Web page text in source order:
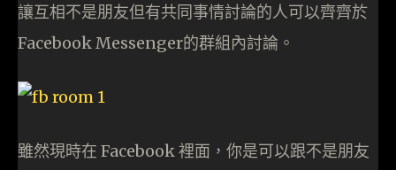
讓互相不是朋友但有共同事情討論的人可以齊齊於
Facebook Messenger的群組內討論。
雖然現時在 Facebook 裡面，你是可以跟不是朋友